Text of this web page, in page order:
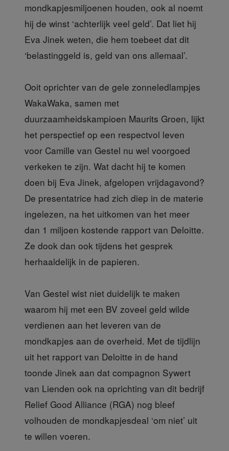
mondkapjesmiljoenen houden, ook al noemt
hij de winst ‘achterlijk veel geld’. Dat liet hij
Eva Jinek weten, die hem toebeet dat dit
‘belastinggeld is, geld van ons allemaal’.
Ooit oprichter van de gele zonneledlampjes
WakaWaka, samen met
duurzaamheidskampioen Maurits Groen, lijkt
het perspectief op een respectvol leven
voor Camille van Gestel nu wel voorgoed
verkeken te zijn. Wat dacht hij te komen
doen bij Eva Jinek, afgelopen vrijdagavond?
De presentatrice had zich diep in de materie
ingelezen, na het uitkomen van het meer
dan 1 miljoen kostende rapport van Deloitte.
Ze dook dan ook tijdens het gesprek
herhaaldelijk in de papieren.
Van Gestel wist niet duidelijk te maken
waarom hij met een BV zoveel geld wilde
verdienen aan het leveren van de
mondkapjes aan de overheid. Met de tijdlijn
uit het rapport van Deloitte in de hand
toonde Jinek aan dat compagnon Sywert
van Lienden ook na oprichting van dit bedrijf
Relief Good Alliance (RGA) nog bleef
volhouden de mondkapjesdeal ‘om niet’ uit
te willen voeren.